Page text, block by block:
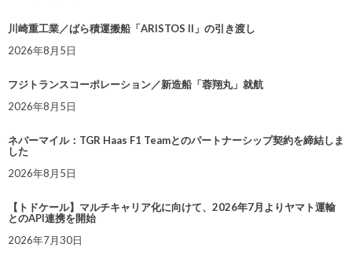
川崎重工業／ばら積運搬船「ARISTOS II」の引き渡し
2026年8月5日
フジトランスコーポレーション／新造船「蓉翔丸」就航
2026年8月5日
ネバーマイル：TGR Haas F1 Teamとのパートナーシップ契約を締結しま
した
2026年8月5日
【トドケール】マルチキャリア化に向けて、2026年7月よりヤマト運輸
とのAPI連携を開始
2026年7月30日